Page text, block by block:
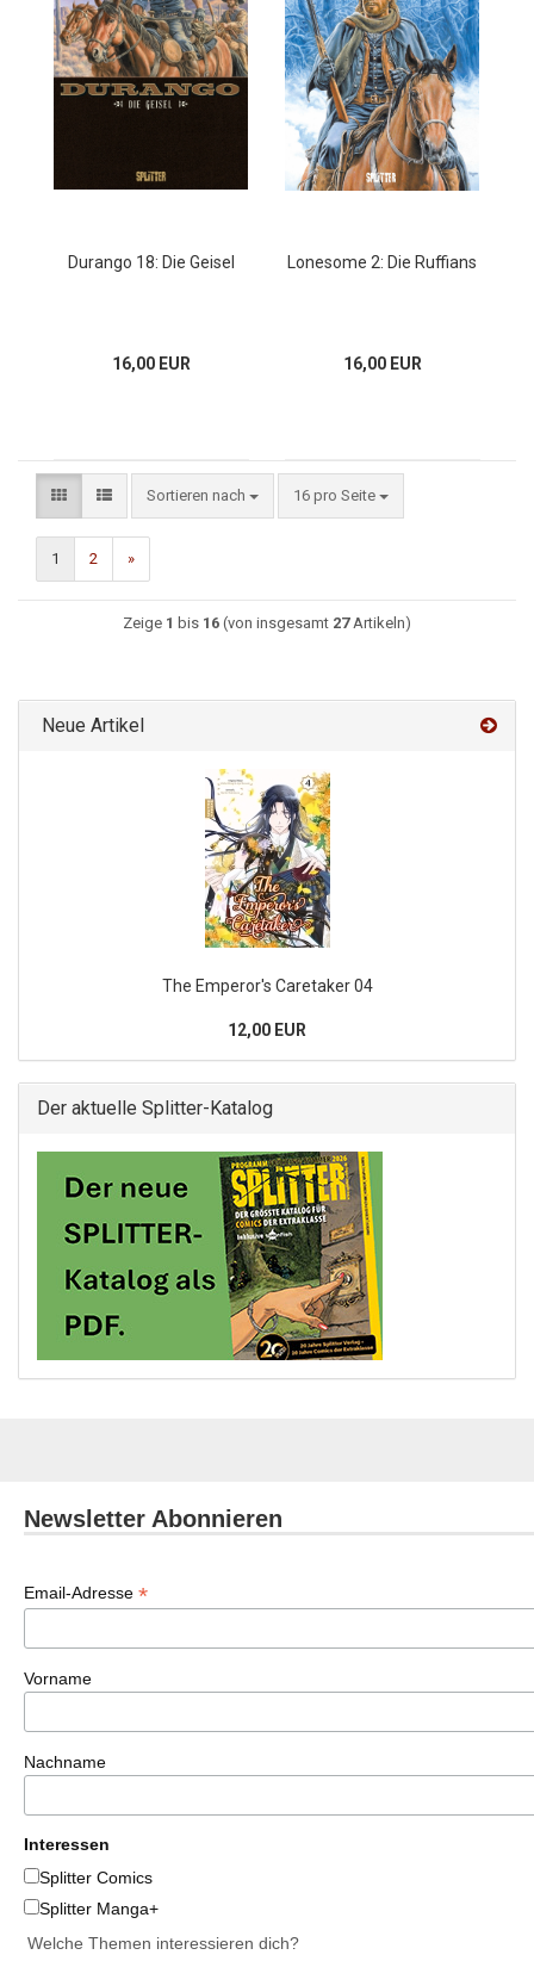
Durango 18: Die Geisel
16,00 EUR
Lonesome 2: Die Ruffians
16,00 EUR
Sortieren nach 16 pro Seite
1 2 »
Zeige 1 bis 16 (von insgesamt 27Artikeln)
Neue Artikel
The Emperor's Caretaker 04
12,00 EUR
Der aktuelle Splitter-Katalog
Newsletter Abonnieren
Email-Adresse *
Vorname
Nachname
Interessen
Splitter Comics
Splitter Manga+
Welche Themen interessieren dich?